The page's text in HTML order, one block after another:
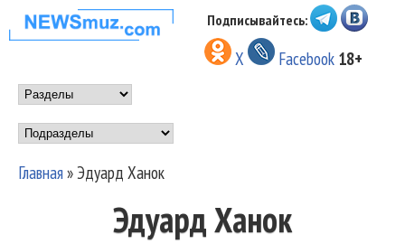
Перейти к основному
содержанию
НОВОСТИ
МУЗЫКИ И
ШОУ БИЗНЕСА
NEWSMUZ.COM
Подписывайтесь:
X Facebook 18+
Main menu
Подразделы
Вы здесь
Главная»Эдуард Ханок
Эдуард Ханок